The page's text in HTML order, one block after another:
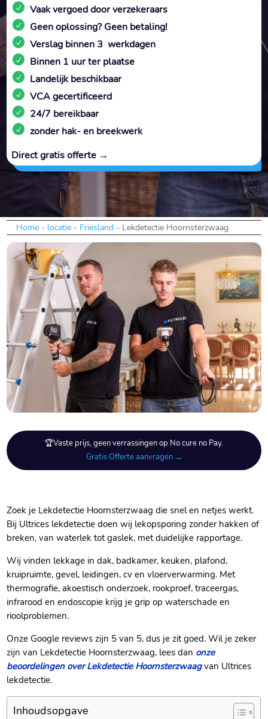
Vaak vergoed door verzekeraars
Geen oplossing? Geen betaling!
Verslag binnen 3 werkdagen
Binnen 1 uur ter plaatse
Landelijk beschikbaar
VCA gecertificeerd
24/7 bereikbaar
zonder hak- en breekwerk
Direct gratis offerte →
Home- locatie- Friesland - Lekdetectie Hoornsterzwaag
🏆Vaste prijs, geen verrassingen op No cure no Pay.
Gratis Offerte aanvragen →
Zoek je Lekdetectie Hoornsterzwaag die snel en netjes werkt.
Bij Ultrices lekdetectie doen wij lekopsporing zonder hakken of
breken, van waterlek tot gaslek, met duidelijke rapportage.
Wij vinden lekkage in dak, badkamer, keuken, plafond,
kruipruimte, gevel, leidingen, cv en vloerverwarming. Met
thermografie, akoestisch onderzoek, rookproef, traceergas,
infrarood en endoscopie krijg je grip op waterschade en
rioolproblemen.
Onze Google reviews zijn 5 van 5, dus je zit goed. Wil je zeker
zijn van Lekdetectie Hoornsterzwaag, lees dan onze
beoordelingen over Lekdetectie Hoornsterzwaagvan Ultrices
lekdetectie.
Inhoudsopgave